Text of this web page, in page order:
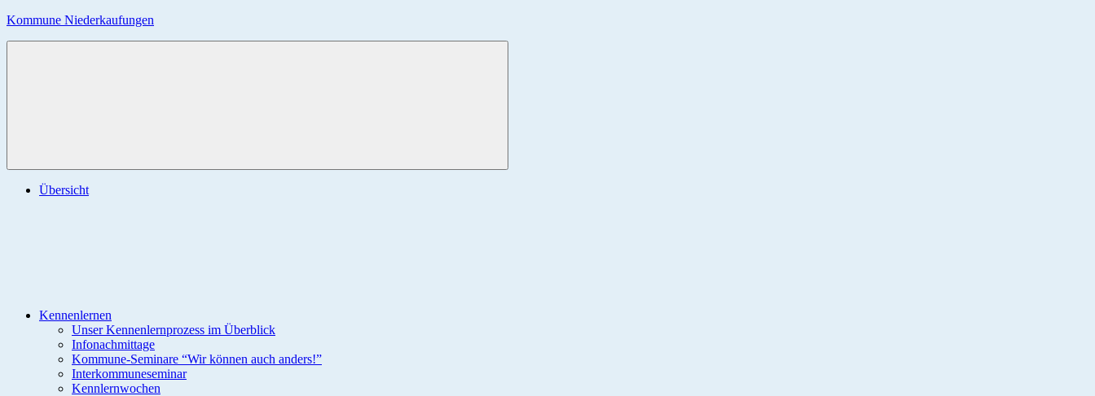
Zum
Kommune Niederkaufungen
Menü
Übersicht
Kennenlernen
Unser Kennenlernprozess im Überblick
Infonachmittage
Kommune-Seminare “Wir können auch anders!”
Interkommuneseminar
Kennlernwochen